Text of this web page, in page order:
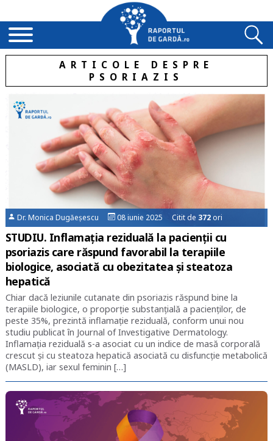
ARTICOLE DESPRE
PSORIAZIS
Dr. Monica Dugăeșescu 08 iunie 2025 Citit de 372ori
STUDIU. Inflamaţia reziduală la pacienţii cu
psoriazis care răspund favorabil la terapiile
biologice, asociată cu obezitatea şi steatoza
hepatică
Chiar dacă leziunile cutanate din psoriazis răspund bine la
terapiile biologice, o proporţie substanţială a pacienţilor, de
peste 35%, prezintă inflamaţie reziduală, conform unui nou
studiu publicat în Journal of Investigative Dermatology.
Inflamaţia reziduală s-a asociat cu un indice de masă corporală
crescut şi cu steatoza hepatică asociată cu disfuncție metabolică
(MASLD), iar sexul feminin […]